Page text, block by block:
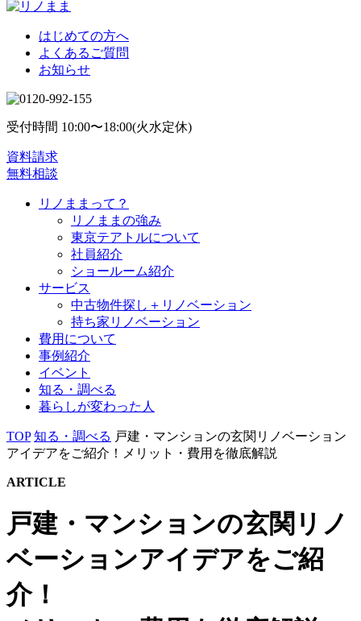
はじめての方へ
よくあるご質問
お知らせ
受付時間 10:00〜18:00(火水定休)
資料請求
無料相談
リノままって？
リノままの強み
東京テアトルについて
社員紹介
ショールーム紹介
サービス
中古物件探し＋リノベーション
持ち家リノベーション
費用について
事例紹介
イベント
知る・調べる
暮らしが変わった人
TOP 知る・調べる 戸建・マンションの玄関リノベーション
アイデアをご紹介！メリット・費用を徹底解説
ARTICLE
戸建・マンションの玄関リノ
ベーションアイデアをご紹
介！